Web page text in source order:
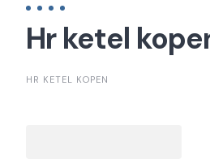
Hr ketel
HR KETEL KOPEN